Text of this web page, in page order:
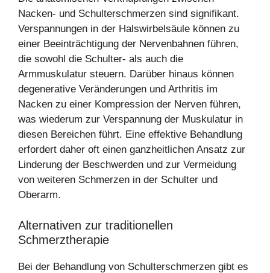
Nacken- und Schulterschmerzen sind signifikant.
Verspannungen in der Halswirbelsäule können zu
einer Beeinträchtigung der Nervenbahnen führen,
die sowohl die Schulter- als auch die
Armmuskulatur steuern. Darüber hinaus können
degenerative Veränderungen und Arthritis im
Nacken zu einer Kompression der Nerven führen,
was wiederum zur Verspannung der Muskulatur in
diesen Bereichen führt. Eine effektive Behandlung
erfordert daher oft einen ganzheitlichen Ansatz zur
Linderung der Beschwerden und zur Vermeidung
von weiteren Schmerzen in der Schulter und
Oberarm.
Alternativen zur traditionellen
Schmerztherapie
Bei der Behandlung von Schulterschmerzen gibt es